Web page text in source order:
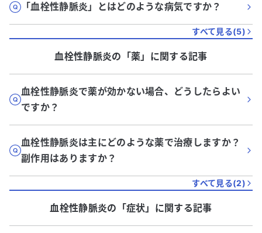
「血栓性静脈炎」とはどのような病気ですか？
すべて見る(5)
血栓性静脈炎の「薬」に関する記事
血栓性静脈炎で薬が効かない場合、どうしたらよい
ですか？
血栓性静脈炎は主にどのような薬で治療しますか？
副作用はありますか？
すべて見る(2)
血栓性静脈炎の「症状」に関する記事